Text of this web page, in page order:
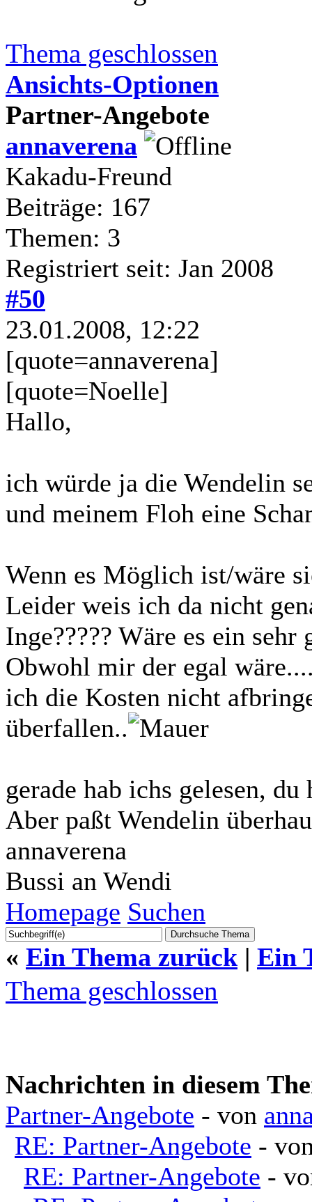
Thema geschlossen
Ansichts-Optionen
Partner-Angebote
annaverena
Kakadu-Freund
Beiträge: 167
Themen: 3
Registriert seit: Jan 2008
#50
23.01.2008, 12:22
[quote=annaverena]
[quote=Noelle]
Hallo,
ich würde ja die Wendelin
und meinem Floh eine
Wenn es Möglich ist/wäre
Leider weis ich da nicht
Inge????? Wäre es ein sehr
Obwohl mir der egal
ich die Kosten nicht
überfallen..
gerade hab ichs gelesen,
Aber paßt Wendelin
annaverena
Bussi an Wendi
Homepage Suchen
« Ein Thema zurück | Ein
Thema geschlossen
Nachrichten in diesem
Partner-Angebote - von
RE: Partner-Angebote -
RE: Partner-Angebote -